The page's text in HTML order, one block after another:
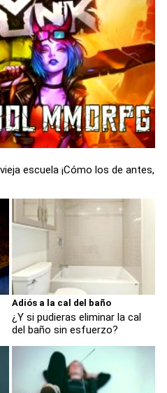
escuela ¡Cómo los de antes,
Adiós a la cal del baño
¿Y si pudieras eliminar la cal
del baño sin esfuerzo?